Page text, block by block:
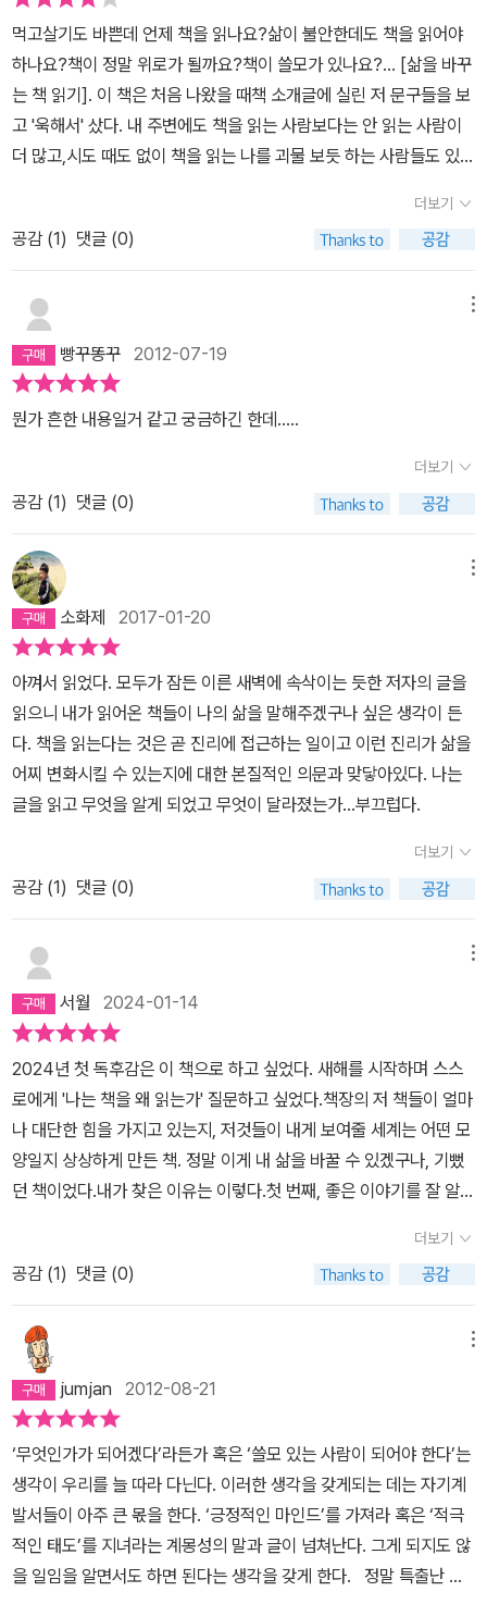
고 있었다. 무엇이 달라진 것일까? 곰곰이 생각해보아도 딱히 꼭 집
어서 얘기할 수 있는 것은 없는데, 분명 말할 수 있는 것은 뭔가 달라
졌다는 것이었다.‘책의 운명은…(중략)…어떤 사람이 책을 읽는 바로
그 순간에 결정 난다.(p157)’는 말처럼 나에게로 향한 이 책의 운명
은 제목처럼 내‘삶을 바꾸는 책 읽기’를 하도록 결정되어졌다. ‘진짜
힘이 있는 줄 몰랐는데, 있구나!”(p116)'라더니 내가 이런 글을 쓰게
도 되는 구나. ‘지금 내 삶은 운명이 아니라 운명이라기보다는 내 의지
와 선택의 결과(p88)'로 이어지기를 바란다. 그 출발점에서 이 책을
만난 것은 차라리 행운에 가까운 일이라는 생각이 들었다.
‘네가 책을 읽고 무엇을 하는지 말해 달라. 그러면 네가 누구인지 말해
주겠다.(p236)'고 말한다. 아직 무엇을 하고 있지는 않지만 앞으로는
무엇이든 할 수 있을 것만 같다. 아니, 이 글을 쓰고 있는 지금, 이미
무언가를 시작하고 있는 지도 모르겠다.
으므로써 내 자신이 책을 읽는 이유에 대해 그리고 타인을 바라보는
방식에 대해 생각해 볼 수 있었다. 그리고 그것은 결국 내 속의 어린
나를 보듬는 일이 될 것이라고 생각한다.
지 않기만큼 어려운 것입니다. ? 235쪽 삶에서 가장 중요한 것들은
질문에서 시작되어 질문으로 끝납니다. ? 239쪽 우리는 한 인간에
불과하지만 그래도 책을 읽고 한 인간으로서 우리가 할 수 있는 일은
너무나 많습니다. ? 241쪽 책 중간 중간 많은 이야기들과 좋은 글귀
들이 많은 생각을 하게 만드네요하지만 실천하지 않는 삶은 아무런
하고 생각을 해보네요 많은 위인들이 책을 통해 많은 지식을 얻고 자
신의 삶을 바꾸는 계기가 되었다고 하지만 과연 ..
저 습관이고, 삶의 한 자락이 아닐까 하는 생각을 하는 나로서는 그런
생각이 든다.이에 대하여 저자는,' 왜 책을 읽느냐고 묻는다면 책은 저
에게 그저 고향같은 존재라고 대답합니다. ' (p. 63)' 책은 우리에게
대놓고 무엇을 가르쳐 주는 것도, 위로하는 것도 아닙니다. 다만 책은
자꾸 자신을 만나게 합니다. 돌아보게 합니다. (...) 하지만 바로 돌아
각하게 됩니다. ' (p. 100)책은 '마치 남의 일처럼 보는 내 이야기' (p.
125) 라는 표현을 쓰기도 한다. 그렇다, 어떤 책의 경우는 읽으면서
나와 빗대어 생각하게 되기에 책을 통해서 나를 되돌아 보는 기회가
되는 것은 분명한 사실이다.습관처럼 읽곤 하던 책. 물론, 책읽기는 달
콤하기도 하고, 흥미롭기도 하기에 나에겐 참 좋은 벗이다. 정혜윤의
책이야기에는 책이야기, 사람이야기가 담겨 있다. 특히 <여행, 혹은
여행처럼>에서 사람이야기가 많이 나온다.그 책에 소개되었던 한충
자 할머니의 이야기는 이 책 속에서 다시 읽어도 감동적이다. 택시기
에 대해서,' 우리는 꼭 문학 평론가나 학자가 되려고 읽고 쓰는 것이
아닙니다. 사는 데 도움을 받고 자기를 표현하기 위해서 읽고 쓰는 겁
니다. 서평은 자기 생각을 써 보는 것입니다. 그것이 아무리 혼란스러
워 보여도 진실된 마음이 담겨 있으면 됩니다. 서평은 자기 자신입니
다. ' (p. 167)그 부분을 읽으면서 나에게 있어서의 서평이란 무엇인
가 하는 생각을 하게 된다. 요즘 나는 읽는 책들에 대해서는 모두 서평
을 쓴다. 그 이전에는 책읽기로 끝냈으나 2009년 어느날부터 서평을
쓰기 시작했다. 가끔 작가의 신간 서적이 나올 경우에 전에 읽었던 그
작가의 책에 대한 서평을 다시 읽어 보는 경우가 있다. '아니, 그때 내
가 이런 생각으로 그 책을 읽었었구나 ! ' 가끔은 정말 내가 쓴 서평인
가 하는 생각이 들 정도로 새롭게 느껴지는 경우도 있다. 저자가 많이
받는 질문 중에 '제가 읽을 책의 리스트를 작성해 주세요' 하는 질문받
게 된다. 읽고 싶은 책의 리스트 작성은 첫째로, 자신의 관심사에서 출
발하는 방법, 둘째로, 책 속의 책을 따라가는 방법, 세째로, 세상에 대
경우인데, 그런 경우가 종종 있으니, 책은 또 다른 책을 소개해주는 역
할을 하는 것이다.우리들은 주로 중고등학교 시절에 고전을 많이 읽
는다. 그것도 문학이나 논술에 도움을 주기 위해서 읽게 되는 경우가
많다.10대 후반, 인생을 알까?, 사랑을 알까? 이별을 알까? 죽음을
알까? 정치를 알까?그 모든 것을 알지 못하는 상황에서 읽게 되는 고
전은 지루하고 이해하기 힘들었던 경우가 많았던 것이다. 세계적인
문호들의 그 좋은 작품을 왜 그때 읽어야 했을까?고전을 읽으면서 느
꼈던 그 생각, 어설프게나마 한 번은 읽었다는 그 때 시절에 읽었던 고
과 바다>를 읽고 너무도 깜짝 놀랐던 기억이 있다. 고등학교 1학년땐
가 필독 도서에 나와 있던 책을 읽다가 너무도 지루하고 이해하기 힘
들어서 덮어 버렸던 책. 그런데, 세월이 흐르고, 인생의 연륜이 쌓이
니, <노인과 바다>를 재평가 할 수 있게 되었던 것이다.저자가 이야
기한다. 전에 읽었던 책들을 다시 읽었을 때의 경험을...이 책 속에는
책이야기, 그리고 사람이야기, 살아가는 이야기가 모두 담겨 있다는
생각이 든다. 책읽기에 대한 생각들을 되짚어 보고 싶은 독자들이라
면 한 번 읽어 보라고 권하고 싶은 책이다.
먹고살기도 바쁜데 언제 책을 읽나요?삶이 불안한데도 책을 읽어야
하나요?책이 정말 위로가 될까요?책이 쓸모가 있나요?... [삶을 바꾸
는 책 읽기]. 이 책은 처음 나왔을 때책 소개글에 실린 저 문구들을 보
고 '욱해서' 샀다. 내 주변에도 책을 읽는 사람보다는 안 읽는 사람이
더 많고,시도 때도 없이 책을 읽는 나를 괴물 보듯 하는 사람들도 있
면 안 된다는 말도 있었지만,이제는 하도 책을 읽는 사람이 드물어서
취미란에 독서라고 적으면 신기한 눈으로 본다. 금지된 것을 하는 것
도 아니고, 부끄러운 일을 하는 것도 아닌데책을 왜 읽느냐(그렇게 시
간이 많느냐), 책이라는 게 무슨 소용이냐(그 시간에 돈을 벌어라)고
묻는 자들에게무언가 반론을 하고 싶은 마음으로 이 책을 골랐다. 저
자 정혜윤은 CBS 라디오 PD이자[침대와 책], [세계가 두 번 진행되
길 원한다면], [여행 혹은 여행처럼] 등 다수의 책을 펴낸 인기 작가이
다.방대한 독서량과 감각적인 글쓰기로 유명한 저자 답게이 책에는
그녀가 사랑하는 책과 책 읽는 행위에 대한 애정이 담뿍 담겨 있다. 하
지만 이 책의 핵심은 책이 아닌 삶에 있다.'먹고살기도 바쁜데 언제 책
으라, 또는 어떤 책을 읽으라고 대답하지 않는다.차라리 책을 읽지 않
아도 좋으니 삶을 살라고 답한다. 책은 삶의 목적이 아니라 수단이다.
삶을 잘 살 수 있는 다른 방법이 있다면 굳이 책을 읽지 않아도 좋다.
하지만 책을 사랑하는 사람이라면 삶을 사랑하게 될 것이고,삶을 사
랑하는 사람이라면 자연히 책에 손이 갈 것이다.저자는 책 읽기의 중
요성을, 이런 식으로 우회적으로 말하려 한 것이 아닐까? 이 책 이후
로 정혜윤의 책을 꾸준히 읽고 있다.[침대와 책]에 이어 [세계가 두 번
진행되길 원한다면]을 구입했는데아마도 내년에나 읽게 되지 않을까
싶다.척박한 내 독서 생활에 단비 같은 작가를 만나서 반갑고 기쁠 따
더보기
공감 (1) 댓글 (0)
빵꾸똥꾸 2012-07-19
뭔가 흔한 내용일거 같고 궁금하긴 한데.....
더보기
공감 (1) 댓글 (0)
소화제 2017-01-20
아껴서 읽었다. 모두가 잠든 이른 새벽에 속삭이는 듯한 저자의 글을
읽으니 내가 읽어온 책들이 나의 삶을 말해주겠구나 싶은 생각이 든
다. 책을 읽는다는 것은 곧 진리에 접근하는 일이고 이런 진리가 삶을
어찌 변화시킬 수 있는지에 대한 본질적인 의문과 맞닿아있다. 나는
글을 읽고 무엇을 알게 되었고 무엇이 달라졌는가...부끄럽다.
더보기
공감 (1) 댓글 (0)
서월 2024-01-14
2024년 첫 독후감은 이 책으로 하고 싶었다. 새해를 시작하며 스스
로에게 '나는 책을 왜 읽는가' 질문하고 싶었다.책장의 저 책들이 얼마
나 대단한 힘을 가지고 있는지, 저것들이 내게 보여줄 세계는 어떤 모
양일지 상상하게 만든 책. 정말 이게 내 삶을 바꿀 수 있겠구나, 기뻤
던 책이었다.내가 찾은 이유는 이렇다.첫 번째, 좋은 이야기를 잘 알아
야기를 잘 알아 들으려면 좋은 이야기를 자주 접해야 하지 않을까?에
세이를 자주 읽는 것은 작가들은 일상에서 무엇을, 어떤 눈으로 포착
하는 지가 궁금했고 나도 그렇게 보고 싶어서였다. 그러면 내 세상이
새로운 색으로 채색될 수 있을 것 같아서. '네 빛나는 얘기를 내가 알
아 들어' 하고 얘기해주고 싶다.'책을 읽고 제게 일어난 가장 좋은 일
은 바로 이런 이야기들을 귀담아 들을 수 있게 된 것입니다 ... 영혼이
이렇게 잠들어 버리면 자기가 어떤 상황에 처해 있는지 잘 알지 못합
니다. 자신에게 가장 좋은 일이 무엇인지도 모릅니다.' (p. 14)두 번
째, 내 방식대로 나를 잘 키우기 위해나는 몰입할 게 있어야만 하는 인
간이다. 전에는 내가 좋아하는 걸 위해서 내 시간을 쓴다는 것이 중요
한 것이라 생각하지 않아서 독서라는 취미를 설명할 때도, '그냥 제가
재미있어서 덕질처럼 읽어요' 하고 말하곤 했다.근데 내가 단단히 서
더보기
공감 (1) 댓글 (0)
jumjan 2012-08-21
‘무엇인가가 되어겠다’라든가 혹은 ‘쓸모 있는 사람이 되어야 한다’는
생각이 우리를 늘 따라 다닌다. 이러한 생각을 갖게되는 데는 자기계
발서들이 아주 큰 몫을 한다. ‘긍정적인 마인드’를 가져라 혹은 ‘적극
적인 태도’를 지녀라는 계몽성의 말과 글이 넘쳐난다. 그게 되지도 않
을 일임을 알면서도 하면 된다는 생각을 갖게 한다. 정말 특출난 사